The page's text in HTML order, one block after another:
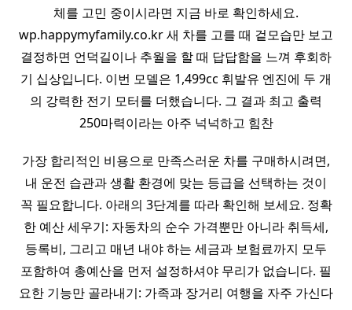
체를 고민 중이시라면 지금 바로 확인하세요.
wp.happymyfamily.co.kr 새 차를 고를 때 겉모습만 보고
결정하면 언덕길이나 추월을 할 때 답답함을 느껴 후회하
기 십상입니다. 이번 모델은 1,499cc 휘발유 엔진에 두 개
의 강력한 전기 모터를 더했습니다. 그 결과 최고 출력
250마력이라는 아주 넉넉하고 힘찬
가장 합리적인 비용으로 만족스러운 차를 구매하시려면,
내 운전 습관과 생활 환경에 맞는 등급을 선택하는 것이
꼭 필요합니다. 아래의 3단계를 따라 확인해 보세요. 정확
한 예산 세우기: 자동차의 순수 가격뿐만 아니라 취득세,
등록비, 그리고 매년 내야 하는 세금과 보험료까지 모두
포함하여 총예산을 먼저 설정하셔야 무리가 없습니다. 필
요한 기능만 골라내기: 가족과 장거리 여행을 자주 가신다